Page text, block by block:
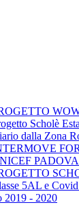
Scholè
dalla Zona
5AL e
2019 - 2020